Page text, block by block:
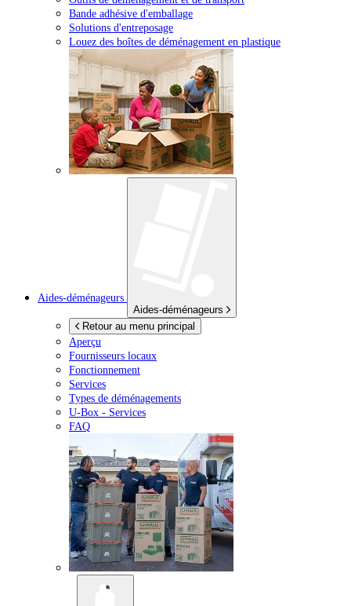
Bande adhésive d'emballage
Solutions d'entreposage
Louez des boîtes de déménagement en plastique
Aides-déménageurs
Aides-déménageurs
Retour au menu principal
Aperçu
Fournisseurs locaux
Fonctionnement
Services
Types de déménagements
U-Box - Services
FAQ